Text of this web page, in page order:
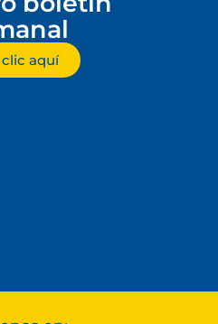
clic aquí